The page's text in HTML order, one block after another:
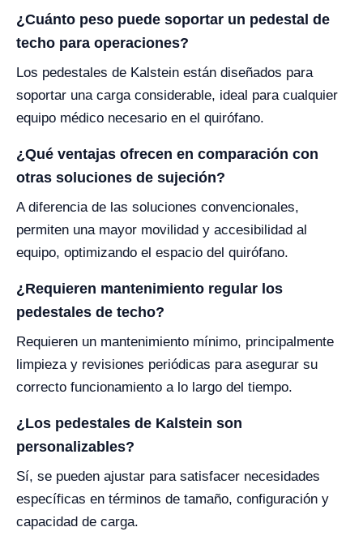
¿Cuánto peso puede soportar un pedestal de
techo para operaciones?
Los pedestales de Kalstein están diseñados para
soportar una carga considerable, ideal para cualquier
equipo médico necesario en el quirófano.
¿Qué ventajas ofrecen en comparación con
otras soluciones de sujeción?
A diferencia de las soluciones convencionales,
permiten una mayor movilidad y accesibilidad al
equipo, optimizando el espacio del quirófano.
¿Requieren mantenimiento regular los
pedestales de techo?
Requieren un mantenimiento mínimo, principalmente
limpieza y revisiones periódicas para asegurar su
correcto funcionamiento a lo largo del tiempo.
¿Los pedestales de Kalstein son
personalizables?
Sí, se pueden ajustar para satisfacer necesidades
específicas en términos de tamaño, configuración y
capacidad de carga.